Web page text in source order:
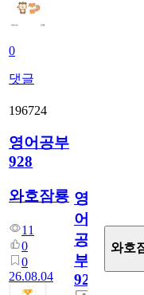
0
댓글
196724
영어공부
928
와호잠룡
11
0
0
26.08.04
영
어
공
부
928
와호